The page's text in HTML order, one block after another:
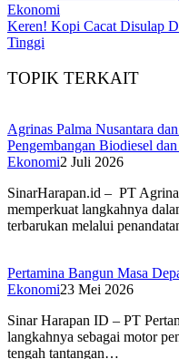
Ekonomi
Keren! Kopi Cacat Disulap
Tinggi
TOPIK TERKAIT
Agrinas Palma Nusantara
Pengembangan Biodiesel
Ekonomi2 Juli 2026
SinarHarapan.id – PT
memperkuat langkahnya
terbarukan melalui
Pertamina Bangun Masa
Ekonomi23 Mei 2026
Sinar Harapan ID – PT
langkahnya sebagai motor
tengah tantangan…